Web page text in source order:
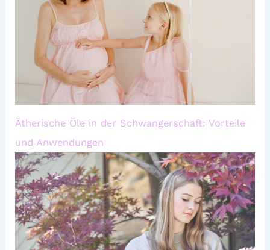
Ätherische Öle in der Schwangerschaft: Vorteile
und Anwendungen